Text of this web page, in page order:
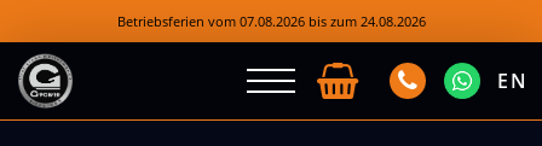
Betriebsferien vom 07.08.2026 bis zum 24.08.2026
EN